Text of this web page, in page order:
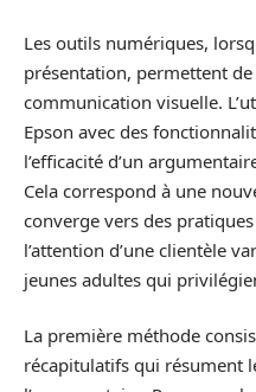
Les outils numériques,
présentation, permettent
communication visuelle.
Epson avec des
l’efficacité d’un
Cela correspond à une
converge vers des
l’attention d’une clientèle
jeunes adultes qui
La première méthode
récapitulatifs qui résument